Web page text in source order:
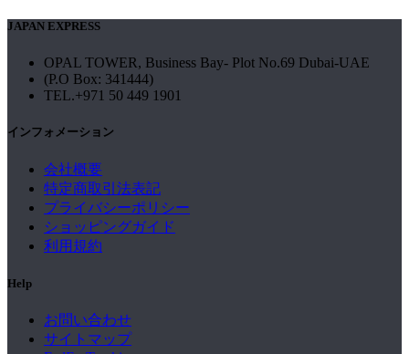
JAPAN EXPRESS
OPAL TOWER, Business Bay- Plot No.69 Dubai-UAE
(P.O Box: 341444)
TEL.+971 50 449 1901
インフォメーション
会社概要
特定商取引法表記
プライバシーポリシー
ショッピングガイド
利用規約
Help
お問い合わせ
サイトマップ